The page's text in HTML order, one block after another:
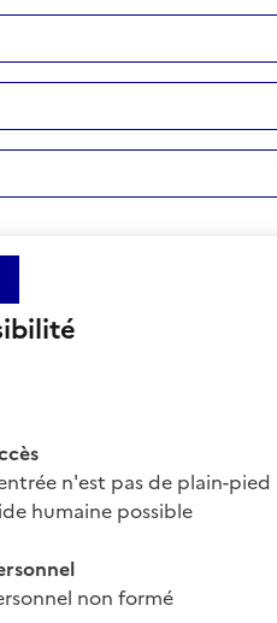
n'est pas de plain-pied
humaine possible
non formé